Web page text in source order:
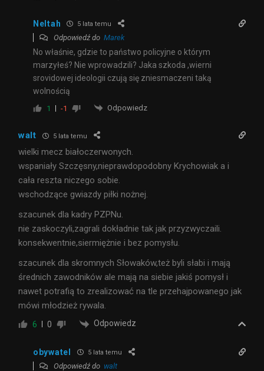
Neltah 5 lata temu
Odpowiedź do Marek
No właśnie, gdzie to państwo policyjne o którym
marzyłeś? Nie wprowadzili? Jaka szkoda ,wierni
srovidowej ideologii czują się zniesmaczeni taką
wolnością
1 -1 Odpowiedz
walt 5 lata temu
wielki mecz białoczerwonych.
wspaniały Szczęsny,nieprawdopodobny Krychowiak a i
cała reszta niczego sobie.
wschodzące gwiazdy piłki nożnej.
szacunek dla kadry PZPNu.
nie zaskoczyli,zagrali dokładnie tak jak przyzwyczaili.
konsekwentnie,siermiężnie i bez pomysłu.
szacunek dla skromnych Słowaków,też byli słabi i mają
średnich zawodników ale mają na siebie jakiś pomysł i
nawet potrafią to zrealizować na tle przehajpowanego jak
mówi młodzież rywala.
6 0 Odpowiedz
obywatel 5 lata temu
Odpowiedź do walt